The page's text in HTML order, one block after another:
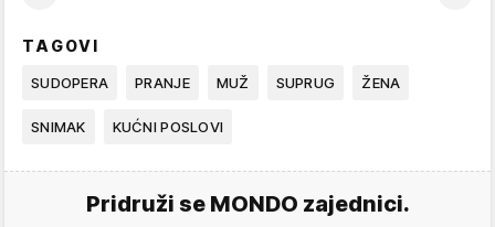
TAGOVI
SUDOPERA PRANJE MUŽ SUPRUG ŽENA
SNIMAK KUĆNI POSLOVI
Pridruži se MONDO zajednici.